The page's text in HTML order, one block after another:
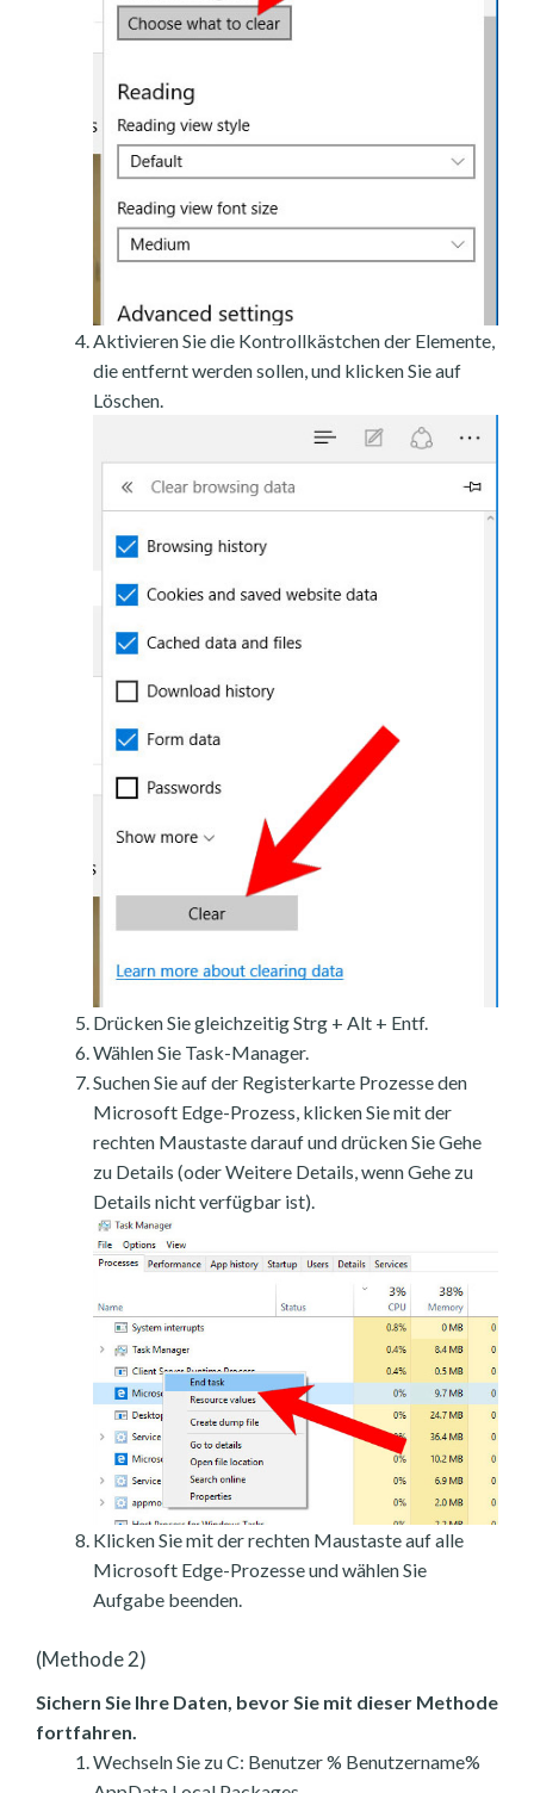
Aktivieren Sie die Kontrollkästchen der Elemente,
die entfernt werden sollen, und klicken Sie auf
Löschen.
Drücken Sie gleichzeitig Strg + Alt + Entf.
Wählen Sie Task-Manager.
Suchen Sie auf der Registerkarte Prozesse den
Microsoft Edge-Prozess, klicken Sie mit der
rechten Maustaste darauf und drücken Sie Gehe
zu Details (oder Weitere Details, wenn Gehe zu
Details nicht verfügbar ist).
Klicken Sie mit der rechten Maustaste auf alle
Microsoft Edge-Prozesse und wählen Sie
Aufgabe beenden.
(Methode 2)
Sichern Sie Ihre Daten, bevor Sie mit dieser Methode
fortfahren.
Wechseln Sie zu C: Benutzer % Benutzername%